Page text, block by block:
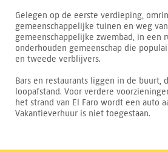
Gelegen op de eerste verdieping,
gemeenschappelijke tuinen en weg
gemeenschappelijke zwembad, in een
onderhouden gemeenschap die
en tweede verblijvers.
Bars en restaurants liggen in de buurt,
loopafstand. Voor verdere
het strand van El Faro wordt een auto
Vakantieverhuur is niet toegestaan.